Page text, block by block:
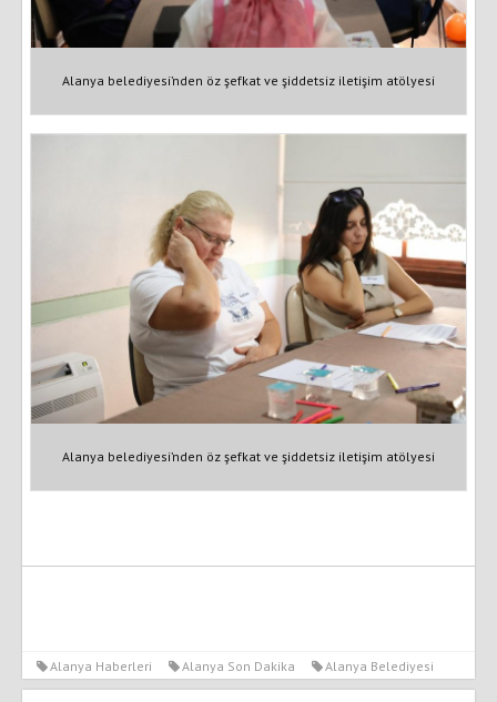
Alanya belediyesi’nden öz şefkat ve şiddetsiz iletişim atölyesi
Alanya belediyesi’nden öz şefkat ve şiddetsiz iletişim atölyesi
Alanya Haberleri Alanya Son Dakika Alanya Belediyesi